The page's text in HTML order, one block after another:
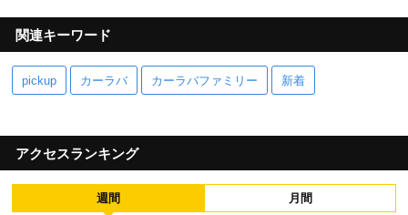
関連キーワード
pickup カーラバ カーラバファミリー 新着
アクセスランキング
週間 月間